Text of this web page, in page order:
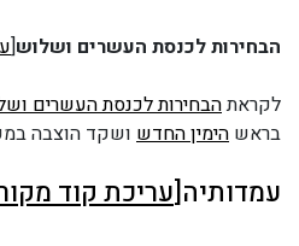
הבחירות לכנסת העשרים ושלוש[
לקראתהבחירות לכנסת העשרים
בראש הימין החדש ושקד הוצבה
עמדותיה[עריכת קוד